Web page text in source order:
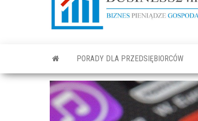
PORADY DLA PRZEDSIĘBIORCÓW